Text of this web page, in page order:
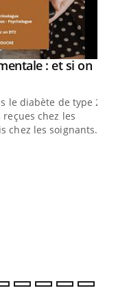
: et si on
le diabète de type 2
chez les
chez les soignants.